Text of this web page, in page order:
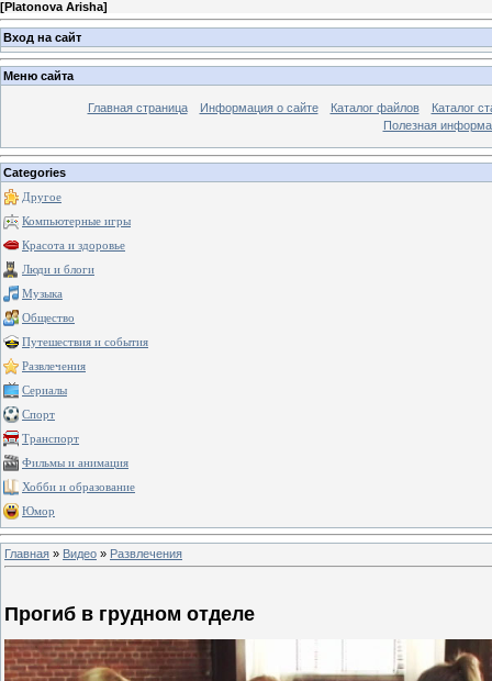
[Platonova Arisha]
Вход на сайт
Меню сайта
Главная страница Информация о сайте Каталог файлов
Каталог
Полезная
Categories
Другое
Компьютерные игры
Красота и здоровье
Люди и блоги
Музыка
Общество
Путешествия и события
Развлечения
Сериалы
Спорт
Транспорт
Фильмы и анимация
Хобби и образование
Юмор
Главная » Видео » Развлечения
Прогиб в грудном отделе